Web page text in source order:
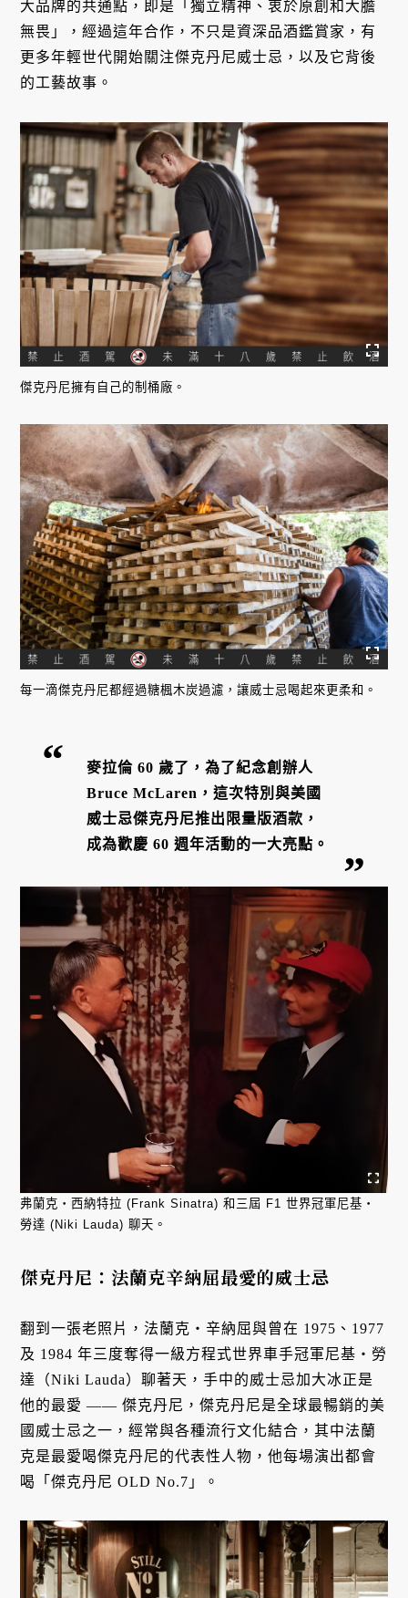
大品牌的共通點，即是「獨立精神、衷於原創和大膽
無畏」，經過這年合作，不只是資深品酒鑑賞家，有
更多年輕世代開始關注傑克丹尼威士忌，以及它背後
的工藝故事。
傑克丹尼擁有自己的制桶廠。
每一滴傑克丹尼都經過糖楓木炭過濾，讓威士忌喝起來更柔和。
麥拉倫 60 歲了，為了紀念創辦人
Bruce McLaren，這次特別與美國
威士忌傑克丹尼推出限量版酒款，
成為歡慶 60 週年活動的一大亮點。
弗蘭克・西納特拉 (Frank Sinatra) 和三屆 F1 世界冠軍尼基・
勞達 (Niki Lauda) 聊天。
傑克丹尼：法蘭克辛納屈最愛的威士忌
翻到一張老照片，法蘭克・辛納屈與曾在 1975、1977
及 1984 年三度奪得一級方程式世界車手冠軍尼基・勞
達（Niki Lauda）聊著天，手中的威士忌加大冰正是
他的最愛 —— 傑克丹尼，傑克丹尼是全球最暢銷的美
國威士忌之一，經常與各種流行文化結合，其中法蘭
克是最愛喝傑克丹尼的代表性人物，他每場演出都會
喝「傑克丹尼 OLD No.7」。